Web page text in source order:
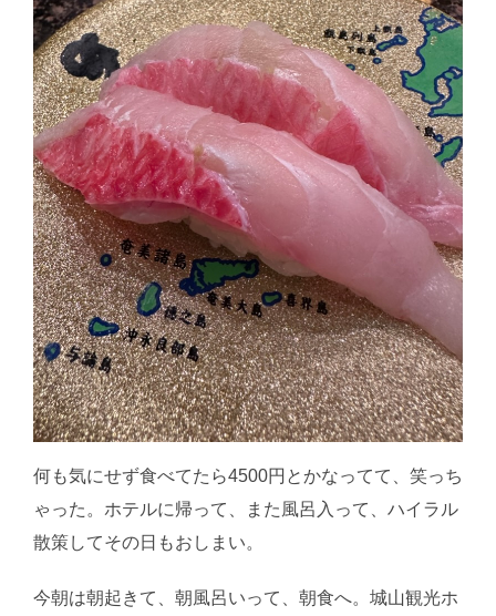
何も気にせず食べてたら4500円とかなってて、笑っち
ゃった。ホテルに帰って、また風呂入って、ハイラル
散策してその日もおしまい。
今朝は朝起きて、朝風呂いって、朝食へ。城山観光ホ